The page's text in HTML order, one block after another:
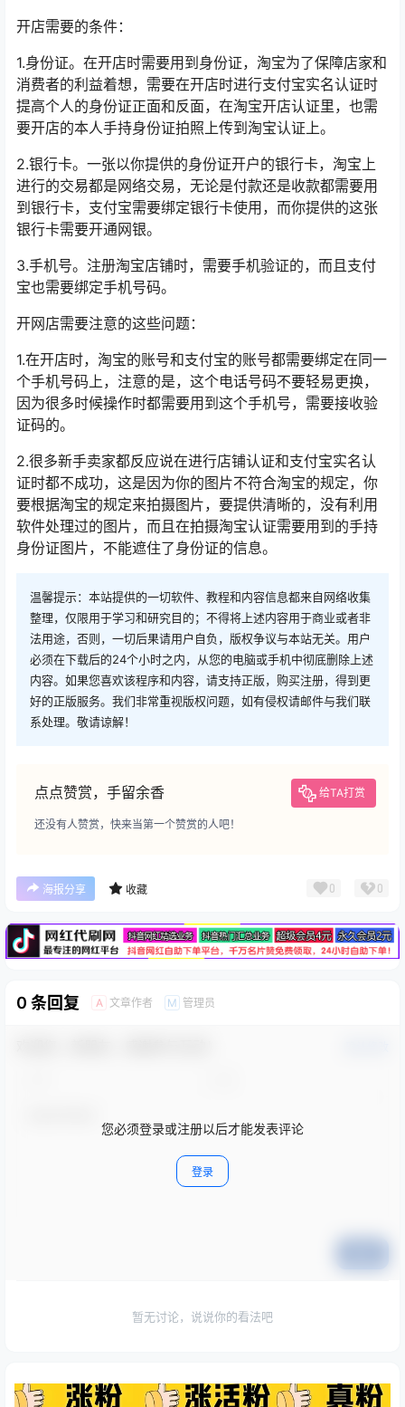
开店需要的条件：
1.身份证。在开店时需要用到身份证，淘宝为了保障店家和
消费者的利益着想，需要在开店时进行支付宝实名认证时
提高个人的身份证正面和反面，在淘宝开店认证里，也需
要开店的本人手持身份证拍照上传到淘宝认证上。
2.银行卡。一张以你提供的身份证开户的银行卡，淘宝上
进行的交易都是网络交易，无论是付款还是收款都需要用
到银行卡，支付宝需要绑定银行卡使用，而你提供的这张
银行卡需要开通网银。
3.手机号。注册淘宝店铺时，需要手机验证的，而且支付
宝也需要绑定手机号码。
开网店需要注意的这些问题：
1.在开店时，淘宝的账号和支付宝的账号都需要绑定在同一
个手机号码上，注意的是，这个电话号码不要轻易更换，
因为很多时候操作时都需要用到这个手机号，需要接收验
证码的。
2.很多新手卖家都反应说在进行店铺认证和支付宝实名认
证时都不成功，这是因为你的图片不符合淘宝的规定，你
要根据淘宝的规定来拍摄图片，要提供清晰的，没有利用
软件处理过的图片，而且在拍摄淘宝认证需要用到的手持
身份证图片，不能遮住了身份证的信息。
温馨提示：本站提供的一切软件、教程和内容信息都来自网络收集
整理，仅限用于学习和研究目的；不得将上述内容用于商业或者非
法用途，否则，一切后果请用户自负，版权争议与本站无关。用户
必须在下载后的24个小时之内，从您的电脑或手机中彻底删除上述
内容。如果您喜欢该程序和内容，请支持正版，购买注册，得到更
好的正版服务。我们非常重视版权问题，如有侵权请邮件与我们联
系处理。敬请谅解！
点点赞赏，手留余香 给TA打赏
还没有人赞赏，快来当第一个赞赏的人吧！
海报分享 收藏 0 0
广告
0 条回复 A 文章作者 M 管理员
您必须登录或注册以后才能发表评论
登录
暂无讨论，说说你的看法吧